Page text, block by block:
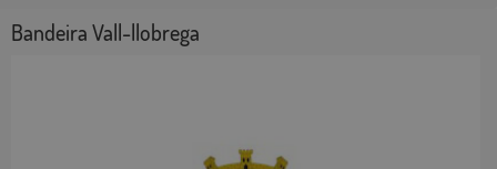
Bandeira Vall-llobrega